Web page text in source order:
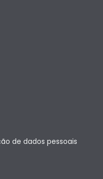
de dados pessoais